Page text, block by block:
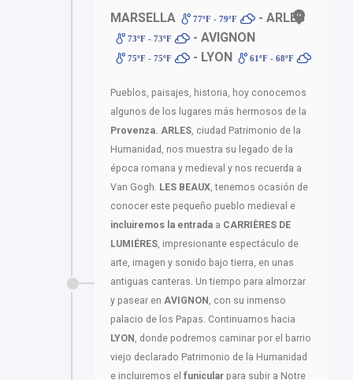
MARSELLA 77ºF - 79ºF - ARLES
73ºF - 73ºF - AVIGNON
75ºF - 75ºF - LYON 61ºF - 68ºF
Pueblos, paisajes, historia, hoy conocemos
algunos de los lugares más hermosos de la
Provenza. ARLES, ciudad Patrimonio de la
Humanidad, nos muestra su legado de la
época romana y medieval y nos recuerda a
Van Gogh. LES BEAUX, tenemos ocasión de
conocer este pequeño pueblo medieval e
incluiremos la entrada a CARRIÈRES DE
LUMIÉRES, impresionante espectáculo de
arte, imagen y sonido bajo tierra, en unas
antiguas canteras. Un tiempo para almorzar
y pasear en AVIGNON , con su inmenso
palacio de los Papas. Continuamos hacia
LYON , donde podremos caminar por el barrio
viejo declarado Patrimonio de la Humanidad
e incluiremos el funicular para subir a Notre